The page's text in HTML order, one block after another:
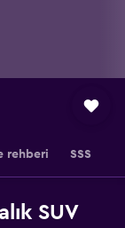
rehberi SSS
SUV